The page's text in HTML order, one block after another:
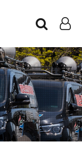
인트라넷
LOG IN